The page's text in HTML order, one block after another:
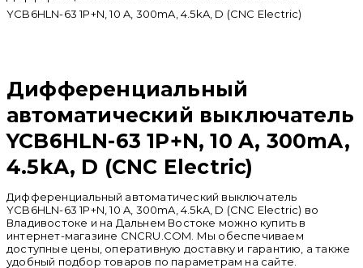
YCB6HLN-63 1P+N, 10 A, 300mA, 4.5kA, D (CNC Electric)
Дифференциальный
автоматический выключатель
YCB6HLN-63 1P+N, 10 A, 300mA,
4.5kA, D (CNC Electric)
Дифференциальный автоматический выключатель
YCB6HLN-63 1P+N, 10 A, 300mA, 4.5kA, D (CNC Electric) во
Владивостоке и на Дальнем Востоке можно купить в
интернет-магазине CNCRU.COM. Мы обеспечиваем
доступные цены, оперативную доставку и гарантию, а также
удобный подбор товаров по параметрам на сайте.